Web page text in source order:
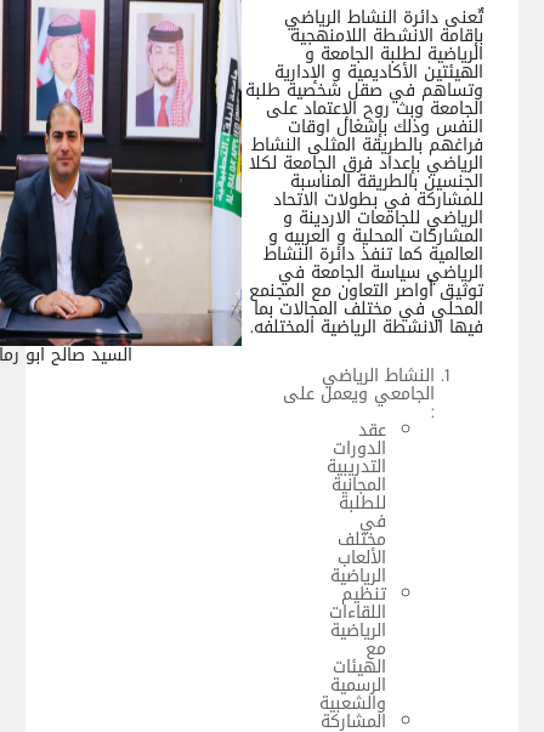
تٌعنى دائرة النشاط الرياضي
بإقامة الانشطة اللامنهجية
الرياضية لطلبة الجامعة و
الهيئتين الأكاديمية و الإدارية
وتساهم في صقل شخصية طلبة
الجامعة وبث روح الإعتماد على
النفس وذلك بإشغال اوقات
فراغهم بالطريقة المثلى النشاط
الرياضي بإعداد فرق الجامعة لكلا
الجنسين بالطريقة المناسبة
للمشاركة في بطولات الاتحاد
الرياضي للجامعات الاردينة و
المشاركات المحلية و العربيه و
العالمية كما تنفذ دائرة النشاط
الرياضي سياسة الجامعة في
توثيق أواصر التعاون مع المجنمع
المحلي في مختلف المجالات بما
فيها الانشطة الرياضية المختلفه.
السيد صالح ابو
النشاط الرياضي
الجامعي ويعمل على
:
عقد
الدورات
التدريبية
المجانية
للطلبة
في
مختلف
الألعاب
الرياضية
تنظيم
اللقاءات
الرياضية
مع
الهيئات
الرسمية
والشعبية
المشاركة